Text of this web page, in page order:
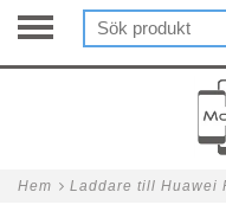
Hem Laddare till Huawei